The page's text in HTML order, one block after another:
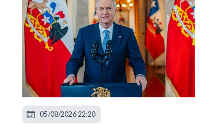
05/08/2026 22:20